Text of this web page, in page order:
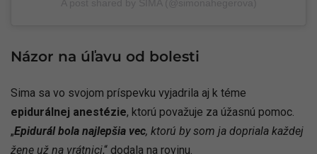
Názor na úľavu od bolesti
Sima sa vo svojom príspevku vyjadrila aj k téme
epidurálnej anestézie, ktorú považuje za úžasnú pomoc.
„Epidurál bola najlepšia vec, ktorú by som ja dopriala každej
žene už na vrátnici,“ dodala na rovinu.